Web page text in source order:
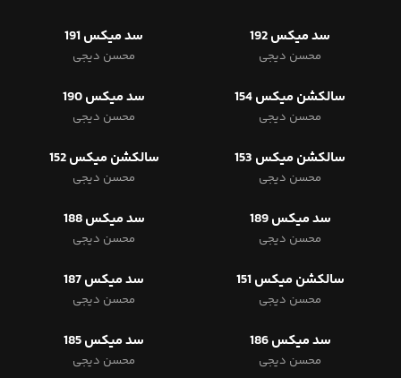
سد میکس 192
محسن دیجی
سد میکس 191
محسن دیجی
سالکشن میکس 154
محسن دیجی
سد میکس 190
محسن دیجی
سالکشن میکس 153
محسن دیجی
سالکشن میکس 152
محسن دیجی
سد میکس 189
محسن دیجی
سد میکس 188
محسن دیجی
سالکشن میکس 151
محسن دیجی
سد میکس 187
محسن دیجی
سد میکس 186
محسن دیجی
سد میکس 185
محسن دیجی